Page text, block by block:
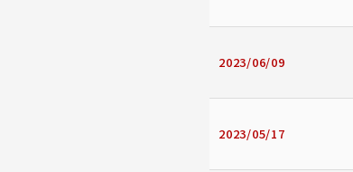
2023/06/09
2023/05/17